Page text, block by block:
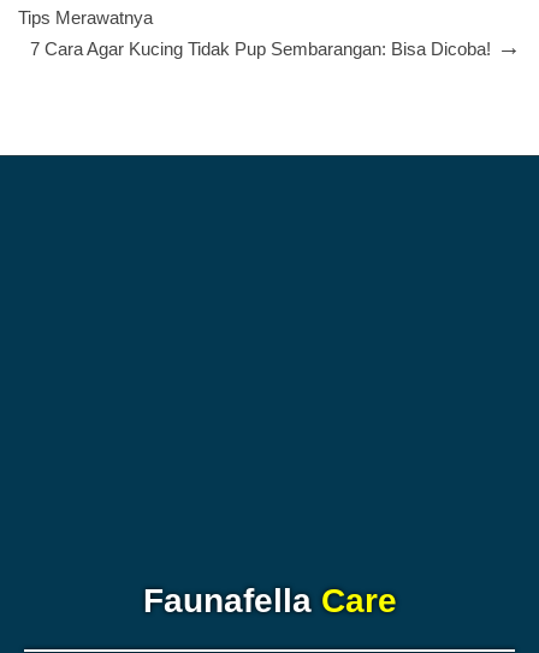
Tips Merawatnya
7 Cara Agar Kucing Tidak Pup Sembarangan: Bisa Dicoba!
FaunafellaCare